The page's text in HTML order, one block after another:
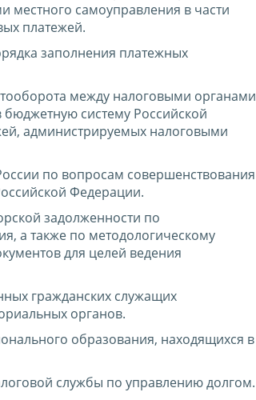
местного самоуправления в части
платежей.
заполнения платежных
между налоговыми органами
бюджетную систему Российской
администрируемых налоговыми
по вопросам совершенствования
Федерации.
задолженности по
а также по методологическому
для целей ведения
гражданских служащих
органов.
образования, находящихся в
службы по управлению долгом.